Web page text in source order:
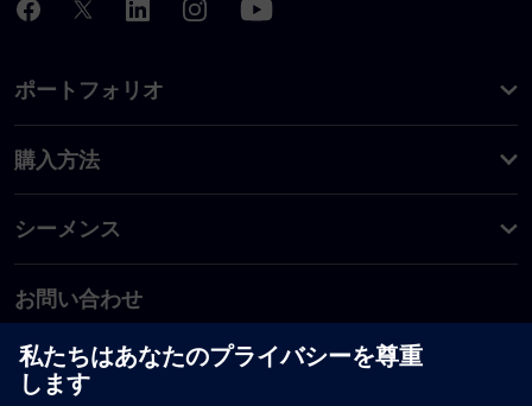
ポートフォリオ
購入方法
シーメンス
お問い合わせ
PLM製品のお問い合わせ
EDA製品のお問い合わせ